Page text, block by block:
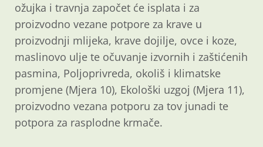
ožujka i travnja započet će isplata i za
proizvodno vezane potpore za krave u
proizvodnji mlijeka, krave dojilje, ovce i koze,
maslinovo ulje te očuvanje izvornih i zaštićenih
pasmina, Poljoprivreda, okoliš i klimatske
promjene (Mjera 10), Ekološki uzgoj (Mjera 11),
proizvodno vezana potporu za tov junadi te
potpora za rasplodne krmače.